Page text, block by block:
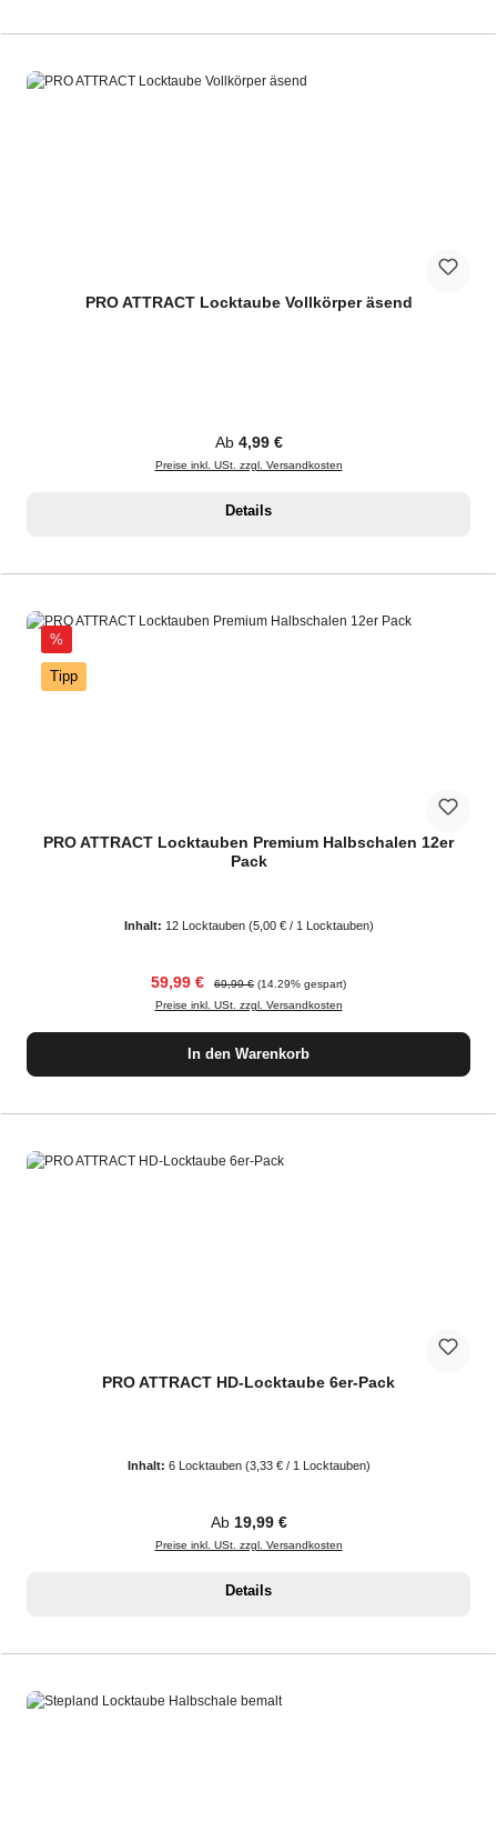
PRO ATTRACT Locktaube Vollkörper äsend
Regulärer Preis:
Ab 4,99 €
Preise inkl. USt. zzgl. Versandkosten
Details
%Rabatt
Tipp
PRO ATTRACT Locktauben Premium Halbschalen 12er
Pack
Inhalt: 12 Locktauben (5,00 € / 1 Locktauben)
Verkaufspreis:
59,99 € Regulärer Preis:
69,99 € (14.29% gespart)
Preise inkl. USt. zzgl. Versandkosten
In den Warenkorb
PRO ATTRACT HD-Locktaube 6er-Pack
Inhalt: 6 Locktauben (3,33 € / 1 Locktauben)
Regulärer Preis:
Ab 19,99 €
Preise inkl. USt. zzgl. Versandkosten
Details